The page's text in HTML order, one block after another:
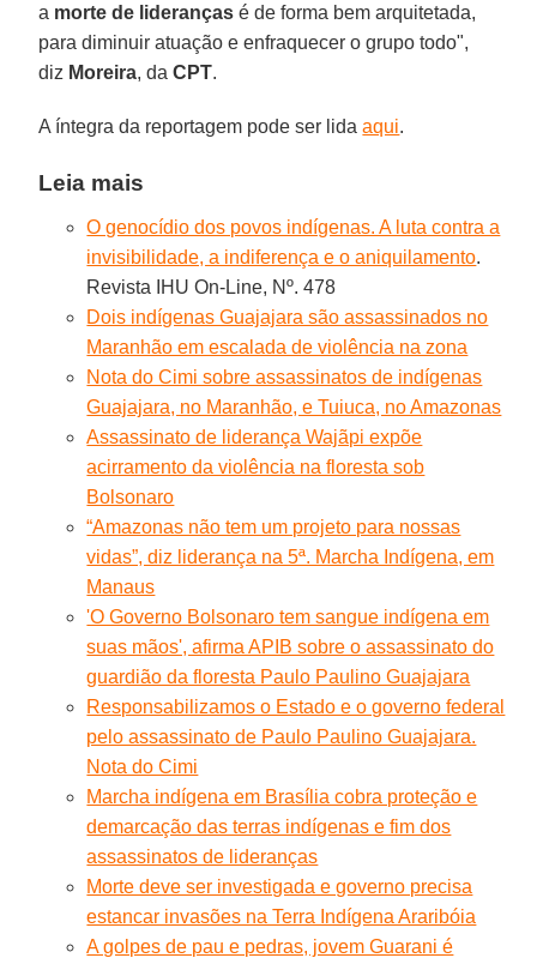
a morte de lideranças é de forma bem arquitetada,
para diminuir atuação e enfraquecer o grupo todo",
diz Moreira, daCPT.
A íntegra da reportagem pode ser lidaaqui.
Leia mais
O genocídio dos povos indígenas. A luta contra a
invisibilidade, a indiferença e o aniquilamento.
Revista IHU On-Line, Nº. 478
Dois indígenas Guajajara são assassinados no
Maranhão em escalada de violência na zona
Nota do Cimi sobre assassinatos de indígenas
Guajajara, no Maranhão, e Tuiuca, no Amazonas
Assassinato de liderança Wajãpi expõe
acirramento da violência na floresta sob
Bolsonaro
“Amazonas não tem um projeto para nossas
vidas”, diz liderança na 5ª. Marcha Indígena, em
Manaus
'O Governo Bolsonaro tem sangue indígena em
suas mãos', afirma APIB sobre o assassinato do
guardião da floresta Paulo Paulino Guajajara
Responsabilizamos o Estado e o governo federal
pelo assassinato de Paulo Paulino Guajajara.
Nota do Cimi
Marcha indígena em Brasília cobra proteção e
demarcação das terras indígenas e fim dos
assassinatos de lideranças
Morte deve ser investigada e governo precisa
estancar invasões na Terra Indígena Araribóia
A golpes de pau e pedras, jovem Guarani é